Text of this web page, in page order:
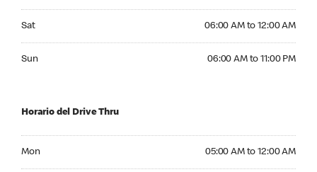
Sat 06:00 AM to 12:00 AM
Sun 06:00 AM to 11:00 PM
Horario del Drive Thru
Mon 05:00 AM to 12:00 AM